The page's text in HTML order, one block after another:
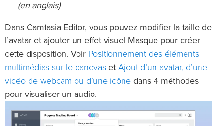
(en anglais)
Dans Camtasia Editor, vous pouvez modifier la taille de
l’avatar et ajouter un effet visuel Masque pour créer
cette disposition. Voir Positionnement des éléments
multimédias sur le canevas et Ajout d’un avatar, d’une
vidéo de webcam ou d’une icône dans 4 méthodes
pour visualiser un audio.